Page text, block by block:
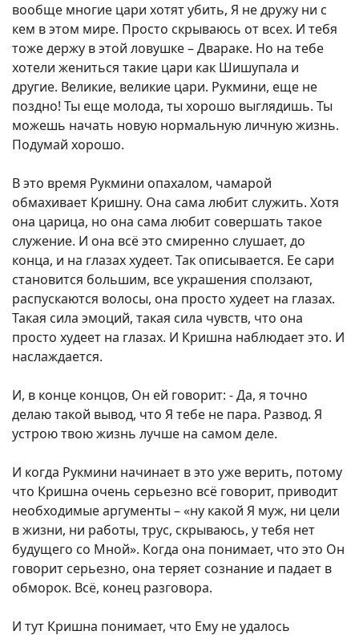
вообще многие цари хотят убить, Я не дружу ни с
кем в этом мире. Просто скрываюсь от всех. И тебя
тоже держу в этой ловушке – Двараке. Но на тебе
хотели жениться такие цари как Шишупала и
другие. Великие, великие цари. Рукмини, еще не
поздно! Ты еще молода, ты хорошо выглядишь. Ты
можешь начать новую нормальную личную жизнь.
Подумай хорошо.
В это время Рукмини опахалом, чамарой
обмахивает Кришну. Она сама любит служить. Хотя
она царица, но она сама любит совершать такое
служение. И она всё это смиренно слушает, до
конца, и на глазах худеет. Так описывается. Ее сари
становится большим, все украшения сползают,
распускаются волосы, она просто худеет на глазах.
Такая сила эмоций, такая сила чувств, что она
просто худеет на глазах. И Кришна наблюдает это. И
наслаждается.
И, в конце концов, Он ей говорит: - Да, я точно
делаю такой вывод, что Я тебе не пара. Развод. Я
устрою твою жизнь лучше на самом деле.
И когда Рукмини начинает в это уже верить, потому
что Кришна очень серьезно всё говорит, приводит
необходимые аргументы – «ну какой Я муж, ни цели
в жизни, ни работы, трус, скрываюсь, у тебя нет
будущего со Мной». Когда она понимает, что это Он
говорит серьезно, она теряет сознание и падает в
обморок. Всё, конец разговора.
И тут Кришна понимает, что Ему не удалось